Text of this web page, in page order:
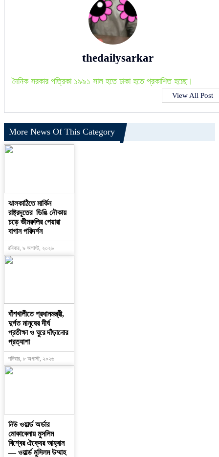
thedailysarkar
দৈনিক সরকার পত্রিকা ১৯৯১ সাল হতে ঢাকা হতে প্রকাশিত হচ্ছে।
View All Post
More News Of This Category
ঝালকাঠিতে মার্কিন
রাষ্ট্রদূতের ডিঙি নৌকায়
চড়ে ভীমরুলির পেয়ারা
বাগান পরিদর্শন
রবিবার, ৯ অগাস্ট, ২০২৬
বাঁশখালীতে প্রধানমন্ত্রী,
দুর্গত মানুষের দীর্ঘ
প্রতীক্ষা ও ঘুরে দাঁড়ানোর
প্রত্যাশা
শনিবার, ৮ অগাস্ট, ২০২৬
নিউ ওয়ার্ল্ড অর্ডার
মোকাবেলায় মুসলিম
বিশ্বের ঐক্যের আহ্বান
— ওয়ার্ল্ড মুসিলম উম্মাহ